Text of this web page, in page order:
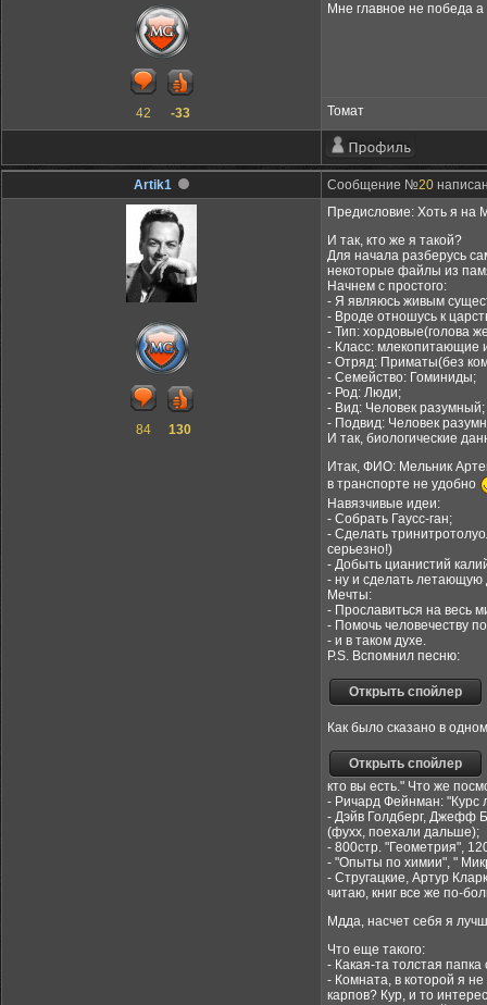
42 -33
Мне главное не победа
Томат
Artik1 Сообщение №20
84 130
Предисловие: Хоть я на
И так, кто же я такой?
Для начала разберусь
некоторые файлы из
Начнем с простого:
- Я являюсь живым
- Вроде отношусь к
- Тип: хордовые(голова
- Класс: млекопитающие
- Отряд: Приматы(без
- Семейство: Гоминиды;
- Род: Люди;
- Вид: Человек разумный;
- Подвид: Человек
И так, биологические
Итак, ФИО: Мельник
в транспорте не удобно
Навязчивые идеи:
- Собрать Гаусс-ган;
- Сделать
серьезно!)
- Добыть цианистий
- ну и сделать летающую
Мечты:
- Прославиться на весь
- Помочь человечеству
- и в таком духе.
P.S. Вспомнил песню:
Как было сказано в
кто вы есть." Что же
- Ричард Фейнман: "Курс
- Дэйв Голдберг, Джефф
(фухх, поехали дальше);
- 800стр. "Геометрия",
- "Опыты по химии", "
- Стругацкие, Артур
читаю, книг все же по-
Мдда, насчет себя я
Что еще такого:
- Какая-та толстая
- Комната, в которой я
карпов? Кур, и то